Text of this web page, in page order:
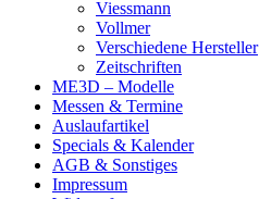
Viessmann
Vollmer
Verschiedene Hersteller
Zeitschriften
ME3D – Modelle
Messen & Termine
Auslaufartikel
Specials & Kalender
AGB & Sonstiges
Impressum